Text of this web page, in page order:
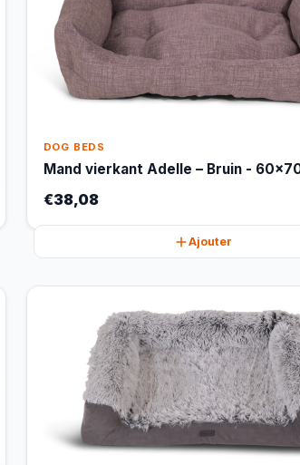
DOG BEDS
Mand vierkant Adelle – Bruin -
€38,08
Ajouter